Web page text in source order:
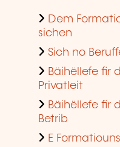
Dem
sichen
Sich no
Bäihëllefe fir
Privatleit
Bäihëllefe fir
Betrib
E